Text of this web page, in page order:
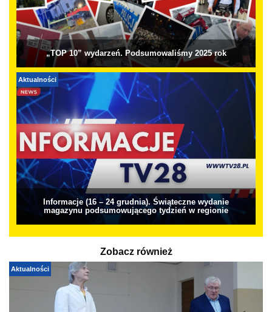
„TOP 10” wydarzeń. Podsumowaliśmy 2025 rok
Aktualności
Informacje (16 – 24 grudnia). Świąteczne wydanie
magazynu podsumowującego tydzień w regionie
Zobacz również
Aktualności